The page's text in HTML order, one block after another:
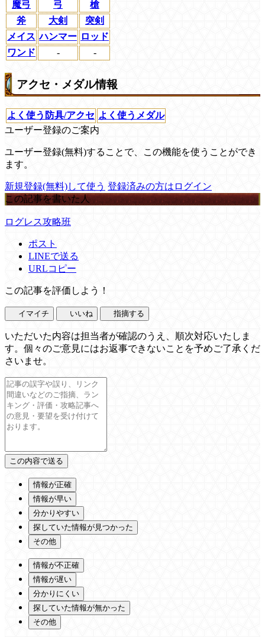
魔弓 弓
槍
斧
大剣
突剣
メイス ハンマー ロッド
ワンド
- -
アクセ・メダル情報
よく使う防具/アクセ よく使うメダル
ユーザー登録のご案内
ユーザー登録(無料)することで、この機能を使うことができ
ます。
新規登録(無料)して使う 登録済みの方はログイン
この記事を書いた人
ログレス攻略班
ポスト
LINEで送る
URLコピー
この記事を評価しよう！
イマイチ いいね 指摘する
いただいた内容は担当者が確認のうえ、順次対応いたしま
す。個々のご意見にはお返事できないことを予めご了承くだ
さいませ。
情報が正確
情報が早い
分かりやすい
探していた情報が見つかった
その他
情報が不正確
情報が遅い
分かりにくい
探していた情報が無かった
その他